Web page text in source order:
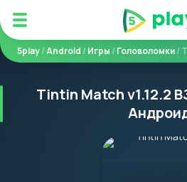
5play/Android /Игры /Головоломки/
Tintin Match v1.12.2